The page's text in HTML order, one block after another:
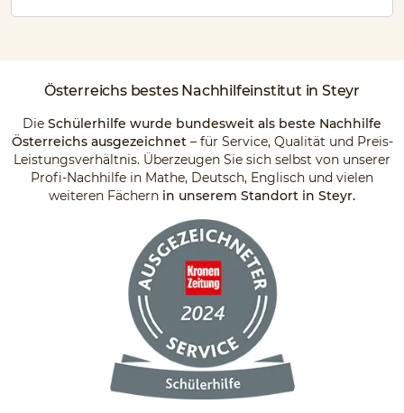
Österreichs bestes Nachhilfeinstitut in Steyr
Die Schülerhilfe wurde bundesweit als beste Nachhilfe
Österreichs ausgezeichnet– für Service, Qualität und Preis-
Leistungsverhältnis. Überzeugen Sie sich selbst von unserer
Profi-Nachhilfe in Mathe, Deutsch, Englisch und vielen
weiteren Fächern in unserem Standort in Steyr.